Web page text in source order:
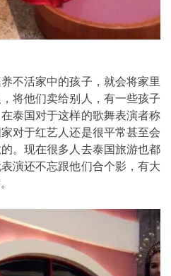
不活家中的孩子，就会将家里
将他们卖给别人，有一些孩子
泰国对于这样的歌舞表演者称
对于红艺人还是很平常甚至会
。现在很多人去泰国旅游也都
演还不忘跟他们合个影，有大